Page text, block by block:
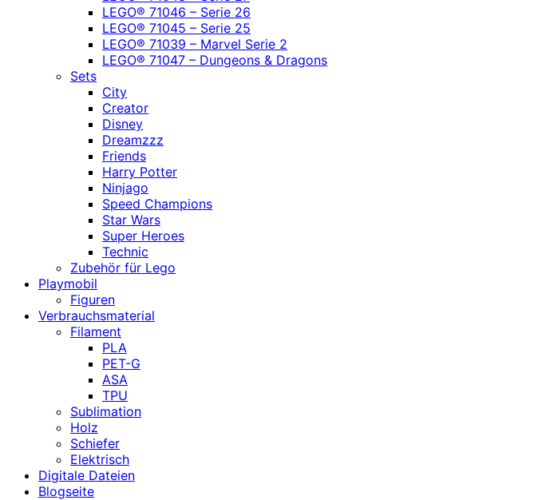
LEGO® 71046 – Serie 26
LEGO® 71045 – Serie 25
LEGO® 71039 – Marvel Serie 2
LEGO® 71047 – Dungeons & Dragons
Sets
City
Creator
Disney
Dreamzzz
Friends
Harry Potter
Ninjago
Speed Champions
Star Wars
Super Heroes
Technic
Zubehör für Lego
Playmobil
Figuren
Verbrauchsmaterial
Filament
PLA
PET-G
ASA
TPU
Sublimation
Holz
Schiefer
Elektrisch
Digitale Dateien
Blogseite